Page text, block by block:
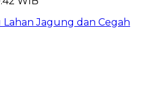
Jagung dan Cegah